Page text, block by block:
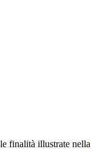
finalità illustrate nella